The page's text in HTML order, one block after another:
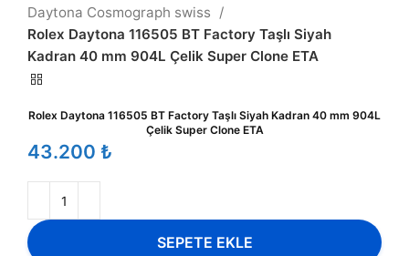
Daytona Cosmograph swiss
Rolex Daytona 116505 BT Factory Taşlı Siyah
Kadran 40 mm 904L Çelik Super Clone ETA
Rolex Daytona 116505 BT Factory Taşlı Siyah Kadran 40 mm 904L
Çelik Super Clone ETA
₺
SEPETE EKLE